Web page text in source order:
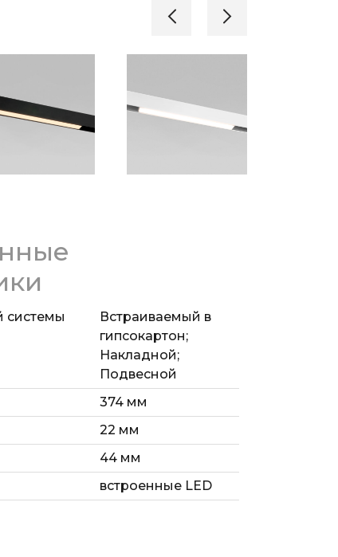
системы
Встраиваемый в
гипсокартон;
Накладной;
Подвесной
374 мм
22 мм
44 мм
встроенные LED